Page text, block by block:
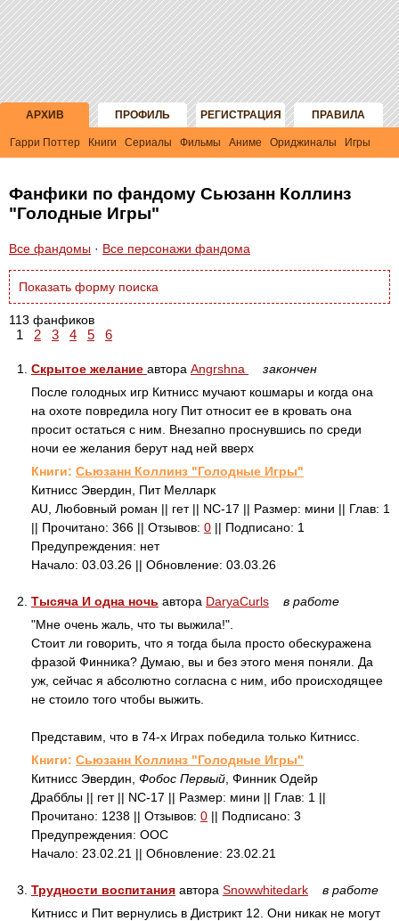
АРХИВ ПРОФИЛЬ РЕГИСТРАЦИЯ ПРАВИЛА
Гарри Поттер Книги Сериалы Фильмы Аниме Ориджиналы Игры
Фанфики по фандому Сьюзанн Коллинз
"Голодные Игры"
Все фандомы · Все персонажи фандома
113 фанфиков
1 2 3 4 5 6
1. Скрытое желание автора Angrshna
закончен
После голодных игр Китнисс мучают кошмары и когда она
на охоте повредила ногу Пит относит ее в кровать она
просит остаться с ним. Внезапно проснувшись по среди
ночи ее желания берут над ней вверх
Книги: Сьюзанн Коллинз "Голодные Игры"
Китнисс Эвердин, Пит Мелларк
AU, Любовный роман || гет || NC-17 || Размер: мини || Глав: 1
|| Прочитано: 366 || Отзывов: 0 || Подписано: 1
Предупреждения: нет
Начало: 03.03.26 || Обновление: 03.03.26
2. Тысяча И одна ночь автора DaryaCurls
в работе
"Мне очень жаль, что ты выжила!".
Стоит ли говорить, что я тогда была просто обескуражена
фразой Финника? Думаю, вы и без этого меня поняли. Да
уж, сейчас я абсолютно согласна с ним, ибо происходящее
не стоило того чтобы выжить.
Представим, что в 74-х Играх победила только Китнисс.
Книги: Сьюзанн Коллинз "Голодные Игры"
Китнисс Эвердин, Фобос Первый , Финник Одейр
Драбблы || гет || NC-17 || Размер: мини || Глав: 1 ||
Прочитано: 1238 || Отзывов: 0 || Подписано: 3
Предупреждения: ООС
Начало: 23.02.21 || Обновление: 23.02.21
3. Трудности воспитания автора Snowwhitedark
в работе
Китнисс и Пит вернулись в Дистрикт 12. Они никак не могут
Показать форму поиска